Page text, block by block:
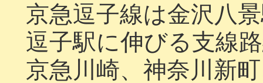
京急逗子線は金沢八
逗子駅に伸びる支線
京急川崎、神奈川新